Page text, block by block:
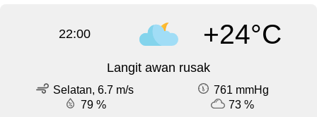
22:00 +24°C
Langit awan rusak
Selatan, 6.7 m/s
761 mmHg
79 %
73 %